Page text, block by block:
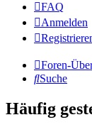
FAQ
Anmelden
Foren-
Suche
Häufig